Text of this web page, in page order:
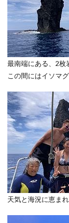
最南端にある、2枚
この間にはイソマ
天気と海況に恵ま